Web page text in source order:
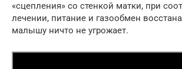
«сцепления» со стенкой матки, при
лечении, питание и газообмен
малышу ничто не угрожает.